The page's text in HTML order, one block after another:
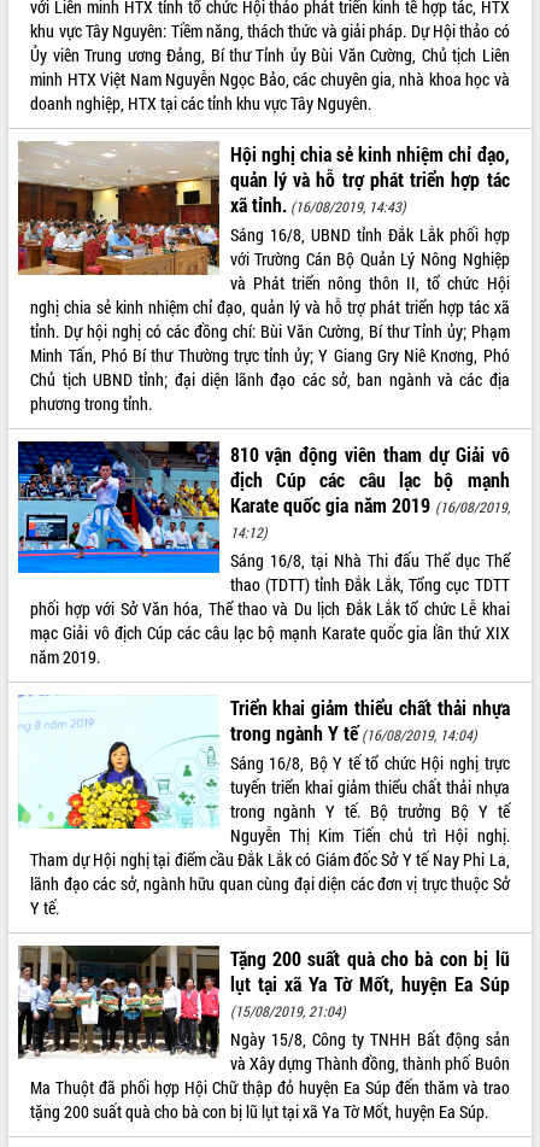
Nam Anh hùng” và trao Huân chương
Lao động
UBND tỉnh Đắk Lắk triển khai nhiệm
vụ 6 tháng cuối năm 2026
Kỳ họp thứ Hai, Hội đồng nhân dân
tỉnh khóa XI quyết nghị nhiều nội dung
quan trọng
Bí thư Tỉnh ủy Lương Nguyễn Minh
Triết thăm, tặng quà người có công với
cách mạng
Rà soát, hoàn thiện hệ thống thiết chế
văn hóa, thể thao đáp ứng yêu cầu
phát triển mới
Thường trực HĐND tỉnh Đắk Lắk gặp
mặt Đoàn chuyên gia y tế TP. Hồ Chí
Minh
Lễ truy điệu và an táng hài cốt liệt sĩ
tại Nghĩa trang Liệt sĩ xã Sơn Hòa
Bàn giải pháp tháo gỡ khó khăn trong
xuất khẩu sầu riêng và triển khai quy
định EUDR
Thứ trưởng Bộ Nông nghiệp và Môi
trường Nguyễn Hoàng Hiệp khảo sát
vùng trồng và doanh nghiệp đóng gói
sầu riêng tại Đắk Lắk
Trình diễn nghệ thuật chế biến các
món ăn từ sầu riêng
Đắk Lắk công bố Quy hoạch và xúc
tiến đầu tư tỉnh
Ngành cá ngừ Đắk Lắk chủ động thích
ứng để giữ vững thị trường xuất khẩu
Diễn đàn Kinh tế tư nhân Việt Nam đột
phá cơ chế - Hợp tác công tư
Đề án 06 tạo bước ngoặt đột phá trong
cải cách hành chính tỉnh Đắk Lắk
Kết nối tour, đẩy mạnh chuyển đổi số
để phát triển du lịch Đắk Lắk
Khởi động Dự án Đầu tư xây dựng hạ
tầng kỹ thuật Cụm công nghiệp Tân
Tiến
Gặp mặt các cơ quan báo chí nhân Kỷ
niệm 101 năm Ngày Báo chí Cách
ALBUM ẢNH
LIÊN KẾT WEB
THỐNG KÊ TRUY CẬP
Hôm nay: 37835
Tất cả: 66083158
với Liên minh HTX tỉnh tổ chức Hội thảo phát triển kinh tế hợp tác, HTX
khu vực Tây Nguyên: Tiềm năng, thách thức và giải pháp. Dự Hội thảo có
Ủy viên Trung ương Đảng, Bí thư Tỉnh ủy Bùi Văn Cường, Chủ tịch Liên
minh HTX Việt Nam Nguyễn Ngọc Bảo, các chuyên gia, nhà khoa học và
doanh nghiệp, HTX tại các tỉnh khu vực Tây Nguyên.
Hội nghị chia sẻ kinh nhiệm chỉ đạo,
quản lý và hỗ trợ phát triển hợp tác
xã tỉnh. (16/08/2019, 14:43)
Sáng 16/8, UBND tỉnh Đắk Lắk phối hợp
với Trường Cán Bộ Quản Lý Nông Nghiệp
và Phát triển nông thôn II, tổ chức Hội
nghị chia sẻ kinh nhiệm chỉ đạo, quản lý và hỗ trợ phát triển hợp tác xã
tỉnh. Dự hội nghị có các đồng chí: Bùi Văn Cường, Bí thư Tỉnh ủy; Phạm
Minh Tấn, Phó Bí thư Thường trực tỉnh ủy; Y Giang Gry Niê Knơng, Phó
Chủ tịch UBND tỉnh; đại diện lãnh đạo các sở, ban ngành và các địa
phương trong tỉnh.
810 vận động viên tham dự Giải vô
địch Cúp các câu lạc bộ mạnh
Karate quốc gia năm 2019 (16/08/2019,
14:12)
Sáng 16/8, tại Nhà Thi đấu Thể dục Thể
thao (TDTT) tỉnh Đắk Lắk, Tổng cục TDTT
phối hợp với Sở Văn hóa, Thể thao và Du lịch Đắk Lắk tổ chức Lễ khai
mạc Giải vô địch Cúp các câu lạc bộ mạnh Karate quốc gia lần thứ XIX
năm 2019.
Triển khai giảm thiểu chất thải nhựa
trong ngành Y tế (16/08/2019, 14:04)
Sáng 16/8, Bộ Y tế tổ chức Hội nghị trực
tuyến triển khai giảm thiểu chất thải nhựa
trong ngành Y tế. Bộ trưởng Bộ Y tế
Nguyễn Thị Kim Tiến chủ trì Hội nghị.
Tham dự Hội nghị tại điểm cầu Đắk Lắk có Giám đốc Sở Y tế Nay Phi La,
lãnh đạo các sở, ngành hữu quan cùng đại diện các đơn vị trực thuộc Sở
Y tế.
Tặng 200 suất quà cho bà con bị lũ
lụt tại xã Ya Tờ Mốt, huyện Ea Súp
(15/08/2019, 21:04)
Ngày 15/8, Công ty TNHH Bất động sản
và Xây dựng Thành đồng, thành phố Buôn
Ma Thuột đã phối hợp Hội Chữ thập đỏ huyện Ea Súp đến thăm và trao
tặng 200 suất quà cho bà con bị lũ lụt tại xã Ya Tờ Mốt, huyện Ea Súp.